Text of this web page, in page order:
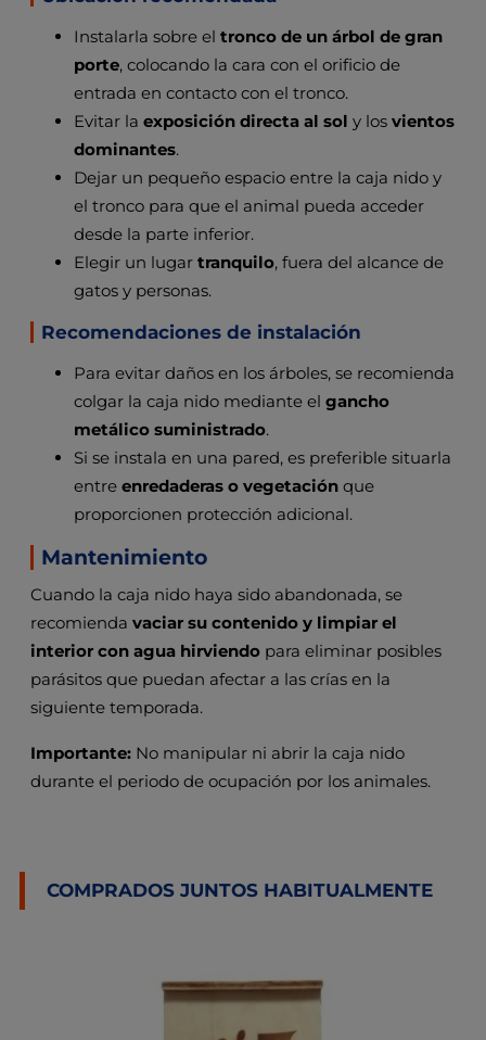
Instalarla sobre el tronco de un árbol de gran
porte, colocando la cara con el orificio de
entrada en contacto con el tronco.
Evitar la exposición directa al sol y los vientos
dominantes.
Dejar un pequeño espacio entre la caja nido y
el tronco para que el animal pueda acceder
desde la parte inferior.
Elegir un lugar tranquilo, fuera del alcance de
gatos y personas.
Recomendaciones de instalación
Para evitar daños en los árboles, se recomienda
colgar la caja nido mediante el gancho
metálico suministrado.
Si se instala en una pared, es preferible situarla
entre enredaderas o vegetación que
proporcionen protección adicional.
Mantenimiento
Cuando la caja nido haya sido abandonada, se
recomienda vaciar su contenido y limpiar el
interior con agua hirviendo para eliminar posibles
parásitos que puedan afectar a las crías en la
siguiente temporada.
Importante: No manipular ni abrir la caja nido
durante el periodo de ocupación por los animales.
COMPRADOS JUNTOS HABITUALMENTE